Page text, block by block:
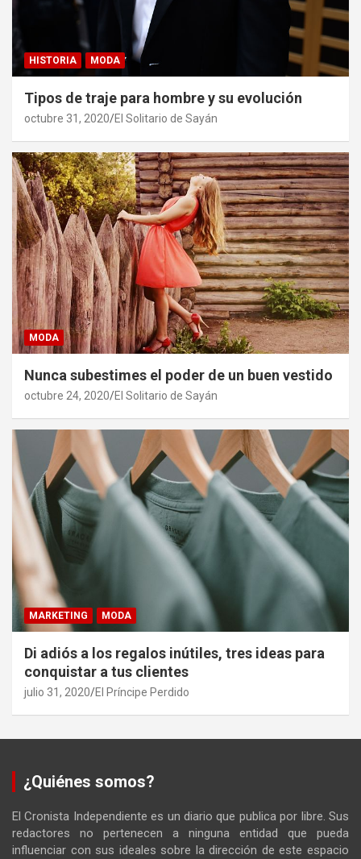
HISTORIA MODA
Tipos de traje para hombre y su evolución
octubre 31, 2020 El Solitario de Sayán
MODA
Nunca subestimes el poder de un buen vestido
octubre 24, 2020 El Solitario de Sayán
MARKETING MODA
Di adiós a los regalos inútiles, tres ideas para
conquistar a tus clientes
julio 31, 2020 El Príncipe Perdido
¿Quiénes somos?
El Cronista Independiente es un diario que publica por libre. Sus
redactores no pertenecen a ninguna entidad que pueda
influenciar con sus ideales sobre la dirección de este espacio